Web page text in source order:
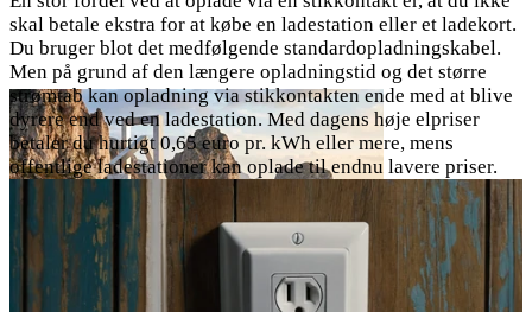
skal betale ekstra for at købe en ladestation eller et ladekort.
Du bruger blot det medfølgende standardopladningskabel.
Men på grund af den længere opladningstid og det større
strømtab kan opladning via stikkontakten ende med at blive
dyrere end ved en ladestation. Med dagens høje elpriser
betaler du hurtigt 0,65 euro pr. kWh eller mere, mens
offentlige ladestationer kan oplade til endnu lavere priser.